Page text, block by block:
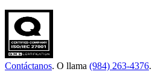
Contáctanos. O llama (984) 263-4376.